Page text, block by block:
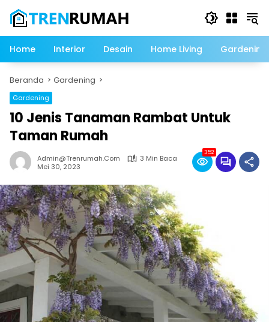
konten
Home
Interior Desain Home Living Gardening
Beranda Gardening
Gardening
10 Jenis Tanaman Rambat Untuk
Taman Rumah
Admin@trenrumah.com
3 Min Baca
Mei 30, 2023
352